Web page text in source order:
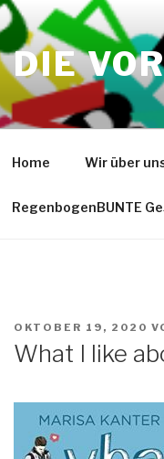
DIE
Home Wir über
RegenbogenBUNTE
VERÖFFENTLICHT
OKTOBER 19, 2020
What I like